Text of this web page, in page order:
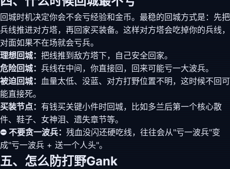
回城时机决定你会不会亏经验和金币。最稳的回城方式是：先把
兵线推进对方塔，再回家买装备。这样对方塔会吃掉你的兵线，
对面如果不在场就会亏兵。
理想回城： 把线推到敌方塔下，自己安全回家。
危险回城： 兵线在中间，你直接回，回来可能亏一大波兵。
被迫回城： 血量太低、没蓝、对方打野位置不明，这时候不回可
能直接死。
买装节点： 有钱买关键小件时回城，比如多兰后第一个核心散
件、鞋子、女神泪、遗失章节等。
⛔ 不要贪一波兵： 残血没闪还硬吃线，往往会从"亏一波兵"变
成"亏一波兵 + 送一个人头"。
五、怎么防打野Gank